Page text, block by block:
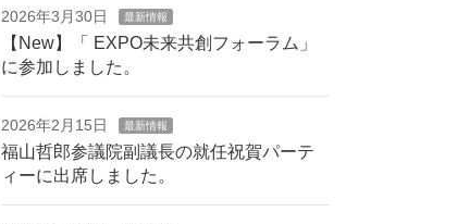
2026年3月30日 最新情報
【New】「 EXPO未来共創フォーラム」
に参加しました。
2026年2月15日 最新情報
福山哲郎参議院副議長の就任祝賀パーテ
ィーに出席しました。